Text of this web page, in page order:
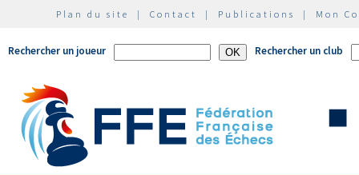
Plan du site | Contact | Publications | Mon
Rechercher un joueur Rechercher un club